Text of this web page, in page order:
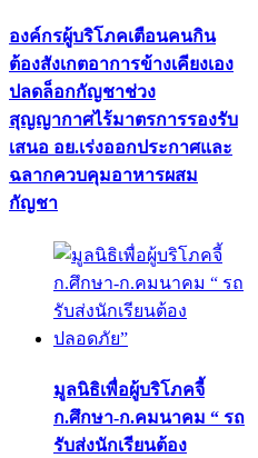
องค์กรผู้บริโภคเตือนคนกิน
ต้องสังเกตอาการข้างเคียงเอง
ปลดล็อกกัญชาช่วง
สุญญากาศไร้มาตรการรองรับ
เสนอ อย.เร่งออกประกาศและ
ฉลากควบคุมอาหารผสม
กัญชา
มูลนิธิเพื่อผู้บริโภคจี้
ก.ศึกษา-ก.คมนาคม “ รถ
รับส่งนักเรียนต้อง